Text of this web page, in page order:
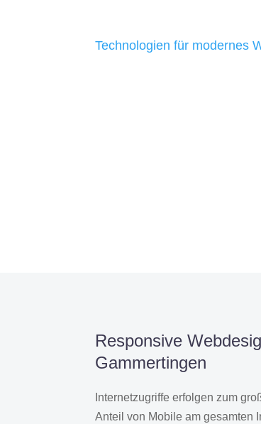
Technologien für modernes
Responsive
Gammertingen
Internetzugriffe erfolgen zum
Anteil von Mobile am gesamten